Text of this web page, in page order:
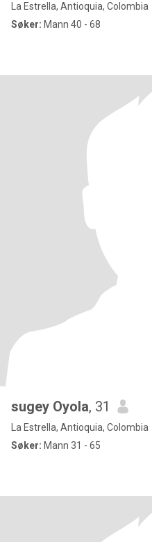
La Estrella, Antioquia, Colombia
Søker: Mann 40 - 68
sugey Oyola, 31
La Estrella, Antioquia, Colombia
Søker: Mann 31 - 65